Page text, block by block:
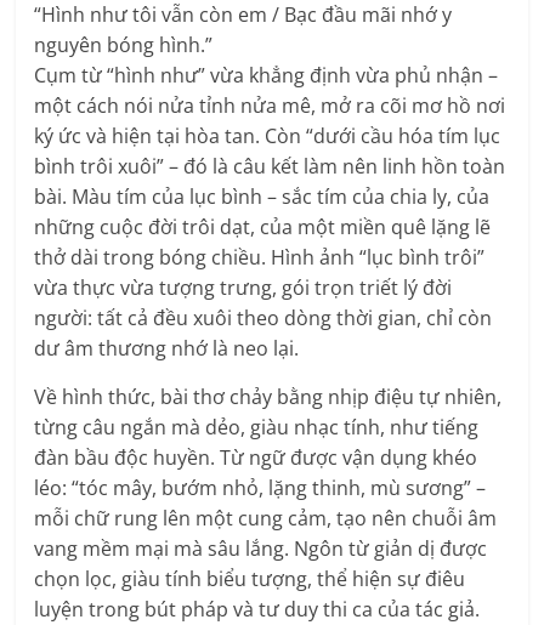
“Hình như tôi vẫn còn em / Bạc đầu mãi nhớ y
nguyên bóng hình.”
Cụm từ “hình như” vừa khẳng định vừa phủ nhận –
một cách nói nửa tỉnh nửa mê, mở ra cõi mơ hồ nơi
ký ức và hiện tại hòa tan. Còn “dưới cầu hóa tím lục
bình trôi xuôi” – đó là câu kết làm nên linh hồn toàn
bài. Màu tím của lục bình – sắc tím của chia ly, của
những cuộc đời trôi dạt, của một miền quê lặng lẽ
thở dài trong bóng chiều. Hình ảnh “lục bình trôi”
vừa thực vừa tượng trưng, gói trọn triết lý đời
người: tất cả đều xuôi theo dòng thời gian, chỉ còn
dư âm thương nhớ là neo lại.
Về hình thức, bài thơ chảy bằng nhịp điệu tự nhiên,
từng câu ngắn mà dẻo, giàu nhạc tính, như tiếng
đàn bầu độc huyền. Từ ngữ được vận dụng khéo
léo: “tóc mây, bướm nhỏ, lặng thinh, mù sương” –
mỗi chữ rung lên một cung cảm, tạo nên chuỗi âm
vang mềm mại mà sâu lắng. Ngôn từ giản dị được
chọn lọc, giàu tính biểu tượng, thể hiện sự điêu
luyện trong bút pháp và tư duy thi ca của tác giả.